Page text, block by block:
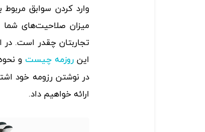
وارد کردن سوابق
میزان صلاحیت‌های شما
تجاربتان چقدر است.
این روزمه چیست و
در نوشتن رزومه خود
ارائه خواهیم داد.